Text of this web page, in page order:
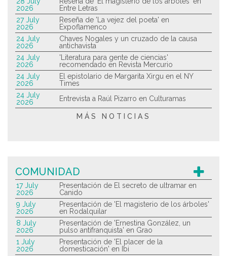
2026
Entre Letras
27 July
2026
Reseña de 'La vejez del poeta' en
Expoflamenco
24 July
2026
Chaves Nogales y un cruzado de la causa
antichavista
24 July
2026
'Literatura para gente de ciencias'
recomendado en Revista Mercurio
24 July
2026
El epistolario de Margarita Xirgu en el NY
Times
24 July
2026
Entrevista a Raúl Pizarro en Culturamas
MÁS NOTICIAS
COMUNIDAD
17 July
2026
Presentación de El secreto de ultramar en
Canido
9 July
2026
Presentación de 'El magisterio de los árboles'
en Rodalquilar
8 July
2026
Presentación de 'Ernestina González, un
pulso antifranquista' en Grao
1 July
2026
Presentación de 'El placer de la
domesticación' en Ibi